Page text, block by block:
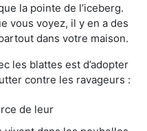
la pointe de l’iceberg.
vous voyez, il y en a des
dans votre maison.
les blattes est d’adopter
contre les ravageurs :
de leur